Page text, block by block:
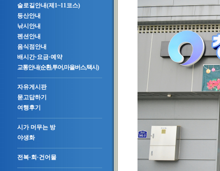
슬로길안내(제1~11코스)
등산안내
낚시안내
펜션안내
음식점안내
배시간·요금·예약
교통안내(순환,투어,마을버스,택시)
자유게시판
묻고답하기
여행후기
시가 머무는 방
야생화
전복·회·건어물